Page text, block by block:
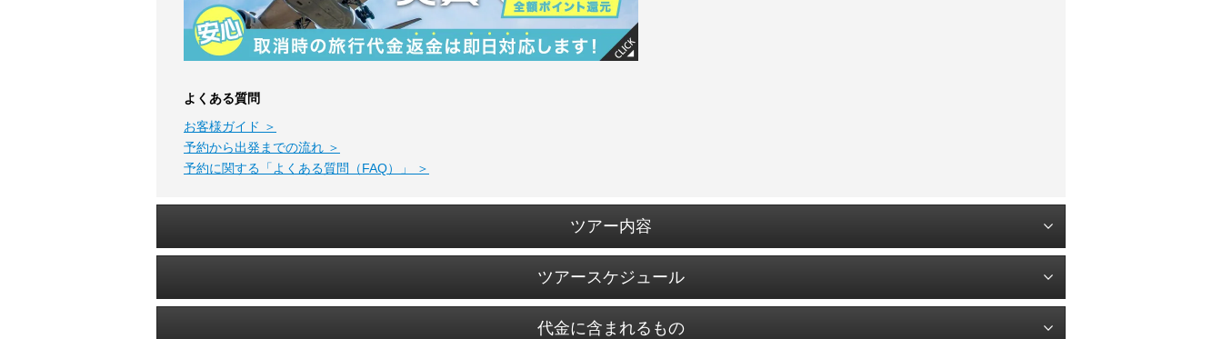
よくある質問
お客様ガイド ＞
予約から出発までの流れ ＞
予約に関する「よくある質問（FAQ）」 ＞
ツアー内容
ツアースケジュール
代金に含まれるもの